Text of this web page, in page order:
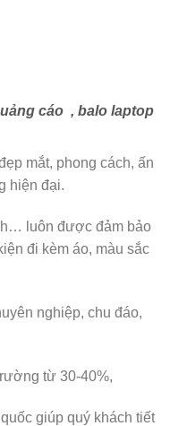
cáo , balo laptop
mắt, phong cách, ấn
hiện đại.
luôn được đảm bảo
đi kèm áo, màu sắc
nghiệp, chu đáo,
từ 30-40%,
giúp quý khách tiết